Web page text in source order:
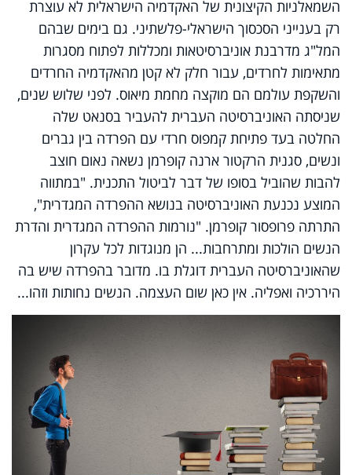
השמאלניות הקיצונית של האקדמיה הישראלית לא עוצרת
רק בענייני הסכסוך הישראלי-פלשתיני. גם בימים שבהם
המל"ג מדרבנת אוניברסיטאות ומכללות לפתוח מסגרות
מתאימות לחרדים, עבור חלק לא קטן מהאקדמיה החרדים
והשקפת עולמם הם מוקצה מחמת מיאוס. לפני שלוש שנים,
שניסתה האוניברסיטה העברית להעביר בסנאט שלה
החלטה בעד פתיחת קמפוס חרדי עם הפרדה בין גברים
ונשים, סגנית הרקטור ארנה קופרמן נשאה נאום חוצב
להבות שהוביל בסופו של דבר לביטול התכנית. "במתווה
המוצע נכנעת האוניברסיטה בנושא ההפרדה המגדרית",
התרתה פרופסור קופרמן. "נורמות ההפרדה המגדרית והדרת
הנשים הולכות ומתרחבות... הן מנוגדות לכל עקרון
שהאוניברסיטה העברית דוגלת בו. מדובר בהפרדה שיש בה
היררכיה ואפליה. אין כאן שום העצמה. הנשים נחותות וזהו...